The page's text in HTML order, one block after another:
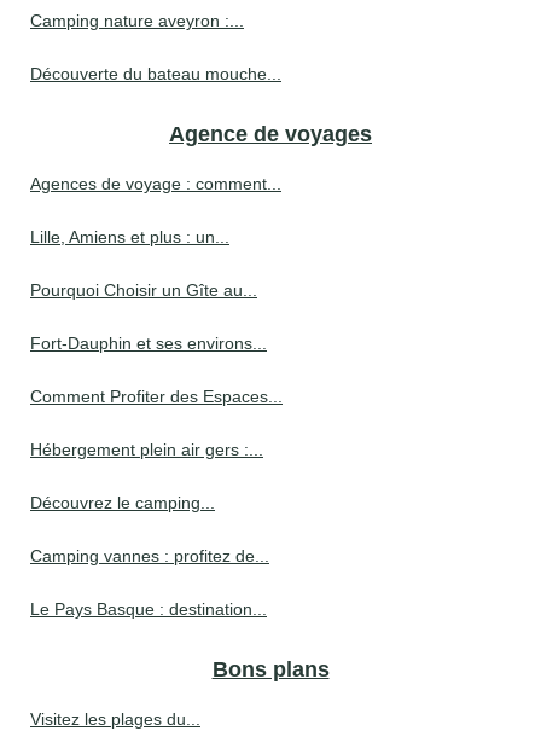
Camping nature aveyron :...
Découverte du bateau mouche...
Agence de voyages
Agences de voyage : comment...
Lille, Amiens et plus : un...
Pourquoi Choisir un Gîte au...
Fort-Dauphin et ses environs...
Comment Profiter des Espaces...
Hébergement plein air gers :...
Découvrez le camping...
Camping vannes : profitez de...
Le Pays Basque : destination...
Bons plans
Visitez les plages du...